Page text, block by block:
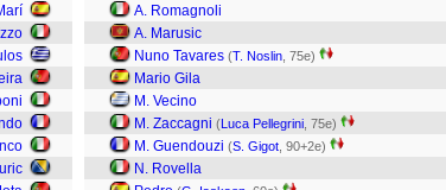
A. Romagnoli
A. Marusic
Nuno Tavares (T. Noslin , 75e)
Mario Gila
M. Vecino
M. Zaccagni (Luca Pellegrini , 75e)
M. Guendouzi (S. Gigot , 90+2e)
N. Rovella